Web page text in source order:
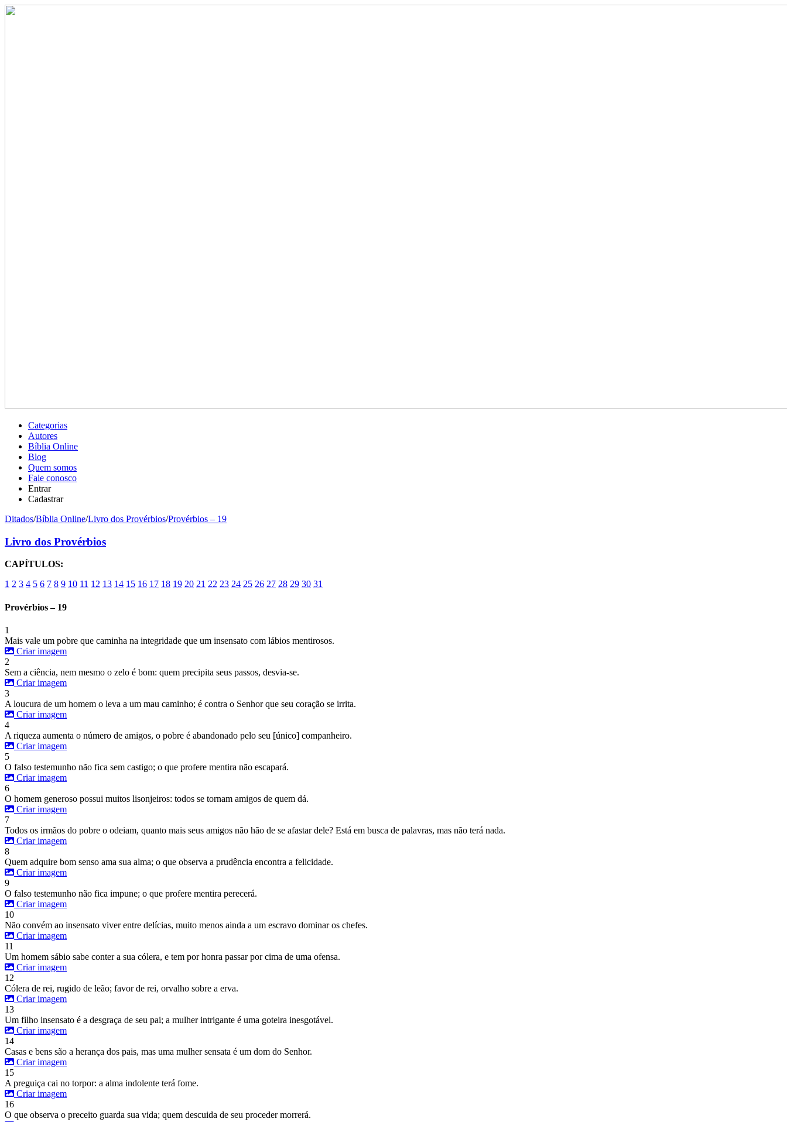
Categorias
Autores
Bíblia Online
Blog
Quem somos
Fale conosco
Entrar
Cadastrar
Ditados/Bíblia Online/Livro dos Provérbios/Provérbios – 19
Livro dos Provérbios
CAPÍTULOS:
1 2 3 4 5 6 7 8 9 10 11 12 13 14 15 16 17 18 19 20 21 22 23 24 25 26 27 28 29 30 31
Provérbios – 19
1
Mais vale um pobre que caminha na integridade que um insensato com lábios mentirosos.
Criar imagem
2
Sem a ciência, nem mesmo o zelo é bom: quem precipita seus passos, desvia-se.
Criar imagem
3
A loucura de um homem o leva a um mau caminho; é contra o Senhor que seu coração se irrita.
Criar imagem
4
A riqueza aumenta o número de amigos, o pobre é abandonado pelo seu [único] companheiro.
Criar imagem
5
O falso testemunho não fica sem castigo; o que profere mentira não escapará.
Criar imagem
6
O homem generoso possui muitos lisonjeiros: todos se tornam amigos de quem dá.
Criar imagem
7
Todos os irmãos do pobre o odeiam, quanto mais seus amigos não hão de se afastar dele? Está em busca de palavras, mas não terá nada.
Criar imagem
8
Quem adquire bom senso ama sua alma; o que observa a prudência encontra a felicidade.
Criar imagem
9
O falso testemunho não fica impune; o que profere mentira perecerá.
Criar imagem
10
Não convém ao insensato viver entre delícias, muito menos ainda a um escravo dominar os chefes.
Criar imagem
11
Um homem sábio sabe conter a sua cólera, e tem por honra passar por cima de uma ofensa.
Criar imagem
12
Cólera de rei, rugido de leão; favor de rei, orvalho sobre a erva.
Criar imagem
13
Um filho insensato é a desgraça de seu pai; a mulher intrigante é uma goteira inesgotável.
Criar imagem
14
Casas e bens são a herança dos pais, mas uma mulher sensata é um dom do Senhor.
Criar imagem
15
A preguiça cai no torpor: a alma indolente terá fome.
Criar imagem
16
O que observa o preceito guarda sua vida; quem descuida de seu proceder morrerá.